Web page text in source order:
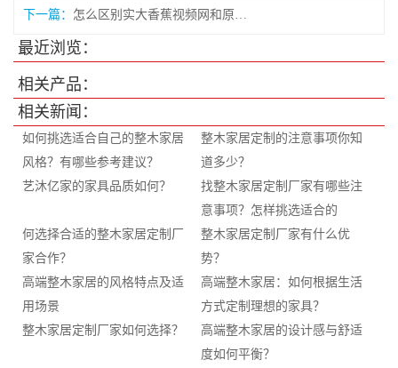
下一篇： 怎么区别实大香蕉视频网和原大香蕉视频网
最近浏览：
相关产品：
相关新闻：
如何挑选适合自己的整木家居
风格？有哪些参考建议？
整木家居定制的注意事项你知
道多少？
艺沐亿家的家具品质如何？
找整木家居定制厂家有哪些注
意事项？怎样挑选适合的
何选择合适的整木家居定制厂
家合作？
整木家居定制厂家有什么优
势？
高端整木家居的风格特点及适
用场景
高端整木家居：如何根据生活
方式定制理想的家具？
整木家居定制厂家如何选择？
高端整木家居的设计感与舒适
度如何平衡？